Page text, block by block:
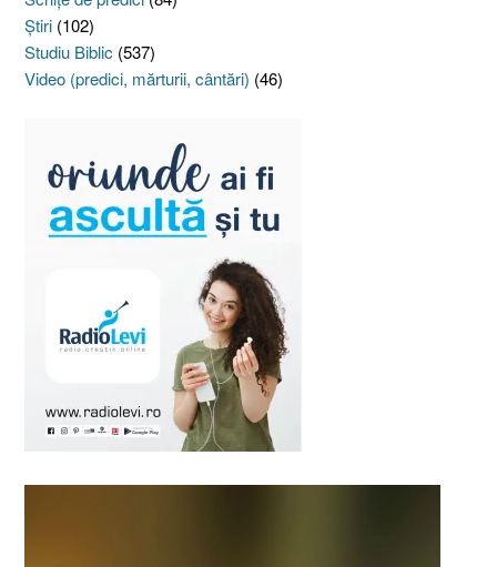
Ştiri (102)
Studiu Biblic (537)
Video (predici, mărturii, cântări) (46)